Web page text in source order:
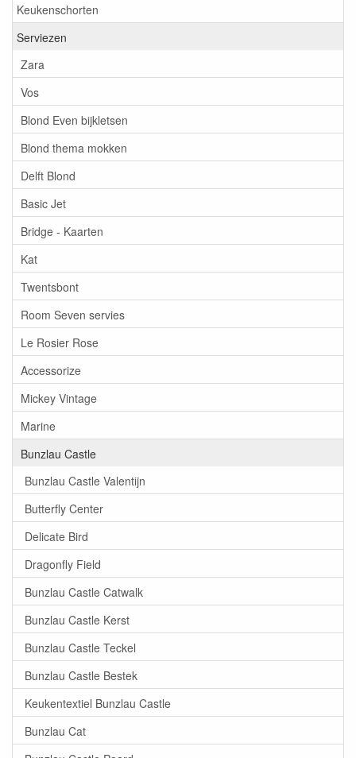
Keukenschorten
Serviezen
Zara
Vos
Blond Even bijkletsen
Blond thema mokken
Delft Blond
Basic Jet
Bridge - Kaarten
Kat
Twentsbont
Room Seven servies
Le Rosier Rose
Accessorize
Mickey Vintage
Marine
Bunzlau Castle
Bunzlau Castle Valentijn
Butterfly Center
Delicate Bird
Dragonfly Field
Bunzlau Castle Catwalk
Bunzlau Castle Kerst
Bunzlau Castle Teckel
Bunzlau Castle Bestek
Keukentextiel Bunzlau Castle
Bunzlau Cat